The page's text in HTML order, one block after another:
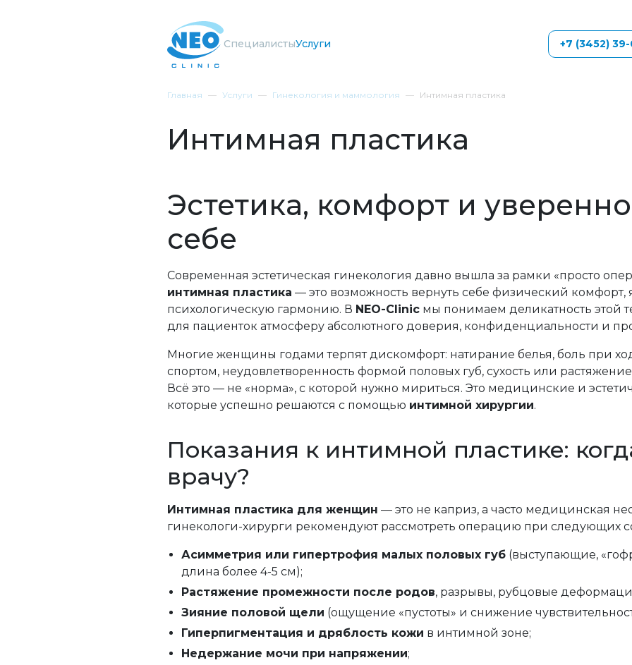
СпециалистыУслуги +7 (3452)
Главная Услуги Гинекология и маммология Интимная пластика
Интимная пластика
Эстетика, комфорт и
себе
Современная эстетическая гинекология давно вышла за рамки «просто
интимная пластика — это возможность вернуть себе физический
психологическую гармонию. В NEO-Clinic мы понимаем деликатность этой
для пациенток атмосферу абсолютного доверия, конфиденциальности и
Многие женщины годами терпят дискомфорт: натирание белья, боль при
спортом, неудовлетворенность формой половых губ, сухость или
Всё это — не «норма», с которой нужно мириться. Это медицинские и
которые успешно решаются с помощью интимной хирургии.
Показания к интимной пластике:
врачу?
Интимная пластика для женщин — это не каприз, а часто медицинская
гинекологи-хирурги рекомендуют рассмотреть операцию при следующих
Асимметрия или гипертрофия малых половых губ (выступающие,
длина более 4-5 см);
Растяжение промежности после родов, разрывы, рубцовые
Зияние половой щели (ощущение «пустоты» и снижение
Гиперпигментация и дряблость кожи в интимной зоне;
Недержание мочи при напряжении;